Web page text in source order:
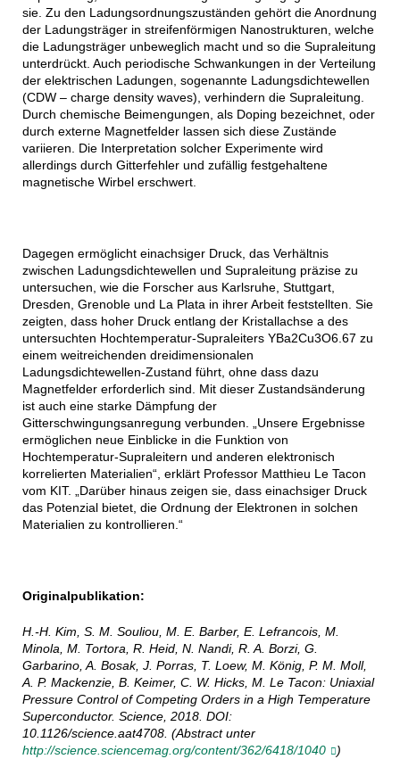
sie. Zu den Ladungsordnungszuständen gehört die Anordnung
der Ladungsträger in streifenförmigen Nanostrukturen, welche
die Ladungsträger unbeweglich macht und so die Supraleitung
unterdrückt. Auch periodische Schwankungen in der Verteilung
der elektrischen Ladungen, sogenannte Ladungsdichtewellen
(CDW – charge density waves), verhindern die Supraleitung.
Durch chemische Beimengungen, als Doping bezeichnet, oder
durch externe Magnetfelder lassen sich diese Zustände
variieren. Die Interpretation solcher Experimente wird
allerdings durch Gitterfehler und zufällig festgehaltene
magnetische Wirbel erschwert.
Dagegen ermöglicht einachsiger Druck, das Verhältnis
zwischen Ladungsdichtewellen und Supraleitung präzise zu
untersuchen, wie die Forscher aus Karlsruhe, Stuttgart,
Dresden, Grenoble und La Plata in ihrer Arbeit feststellten. Sie
zeigten, dass hoher Druck entlang der Kristallachse a des
untersuchten Hochtemperatur-Supraleiters YBa2Cu3O6.67 zu
einem weitreichenden dreidimensionalen
Ladungsdichtewellen-Zustand führt, ohne dass dazu
Magnetfelder erforderlich sind. Mit dieser Zustandsänderung
ist auch eine starke Dämpfung der
Gitterschwingungsanregung verbunden. „Unsere Ergebnisse
ermöglichen neue Einblicke in die Funktion von
Hochtemperatur-Supraleitern und anderen elektronisch
korrelierten Materialien“, erklärt Professor Matthieu Le Tacon
vom KIT. „Darüber hinaus zeigen sie, dass einachsiger Druck
das Potenzial bietet, die Ordnung der Elektronen in solchen
Materialien zu kontrollieren.“
Originalpublikation:
H.-H. Kim, S. M. Souliou, M. E. Barber, E. Lefrancois, M.
Minola, M. Tortora, R. Heid, N. Nandi, R. A. Borzi, G.
Garbarino, A. Bosak, J. Porras, T. Loew, M. König, P. M. Moll,
A. P. Mackenzie, B. Keimer, C. W. Hicks, M. Le Tacon: Uniaxial
Pressure Control of Competing Orders in a High Temperature
Superconductor. Science, 2018. DOI:
10.1126/science.aat4708. (Abstract unter
http://science.sciencemag.org/content/362/6418/1040
)